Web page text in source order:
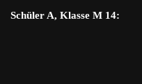
Schüler A, Klasse M 14: